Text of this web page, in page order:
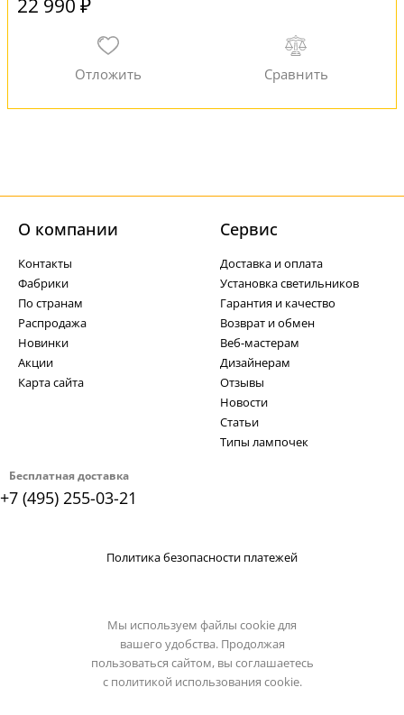
Бесплатная доставка
+7 (495) 255-03-21
О компании
Контакты
Фабрики
По странам
Распродажа
Новинки
Акции
Карта сайта
Cервис
Доставка и оплата
Установка светильников
Гарантия и качество
Возврат и обмен
Веб-мастерам
Дизайнерам
Отзывы
Новости
Статьи
Типы лампочек
Политика безопасности платежей
Мы используем файлы cookie для
вашего удобства. Продолжая
пользоваться сайтом, вы соглашаетесь
с политикой использования cookie.